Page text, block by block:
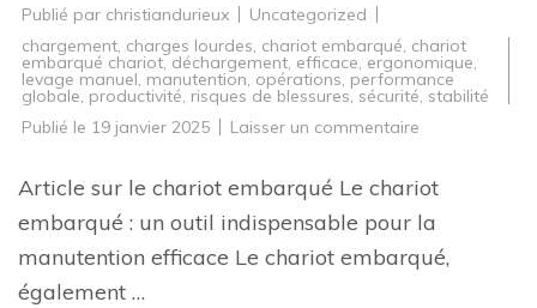
Publié par christiandurieux
Uncategorized
chargement, charges lourdes, chariot embarqué, chariot
embarqué chariot, déchargement, efficace, ergonomique,
levage manuel, manutention, opérations, performance
globale, productivité, risques de blessures, sécurité, stabilité
Publié le 19 janvier 2025 Laisser un commentaire
opérations
de
manutention
avec
chariot
Article sur le chariot embarqué Le chariot
embarqué : un outil indispensable pour la
manutention efficace Le chariot embarqué,
également …